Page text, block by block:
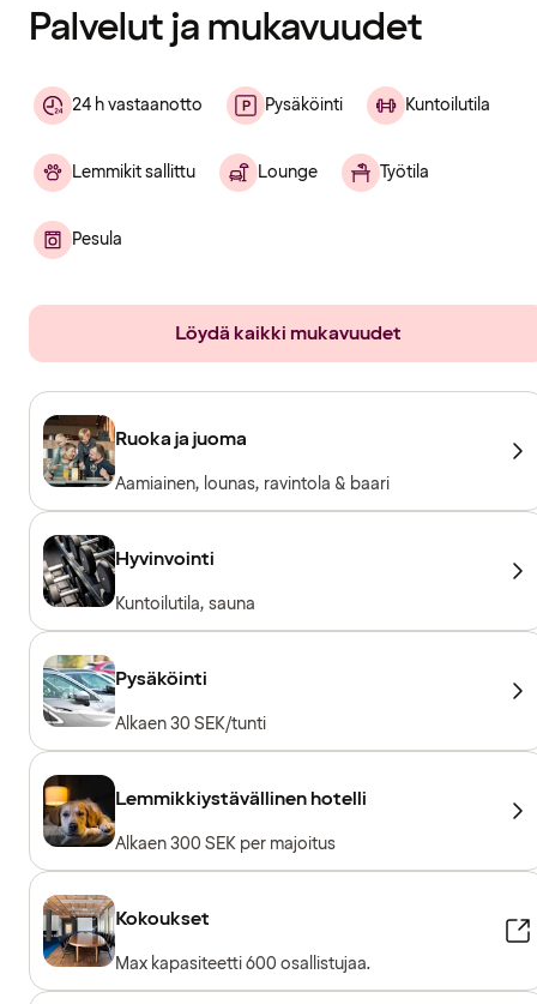
Palvelut ja mukavuudet
24 h vastaanotto Pysäköinti Kuntoilutila
Lemmikit sallittu Lounge Työtila
Pesula
Löydä kaikki mukavuudet
Ruoka ja juoma
Aamiainen, lounas, ravintola & baari
Hyvinvointi
Kuntoilutila, sauna
Pysäköinti
Alkaen 30 SEK/tunti
Lemmikkiystävällinen hotelli
Alkaen 300 SEK per majoitus
Kokoukset
Max kapasiteetti 600 osallistujaa.